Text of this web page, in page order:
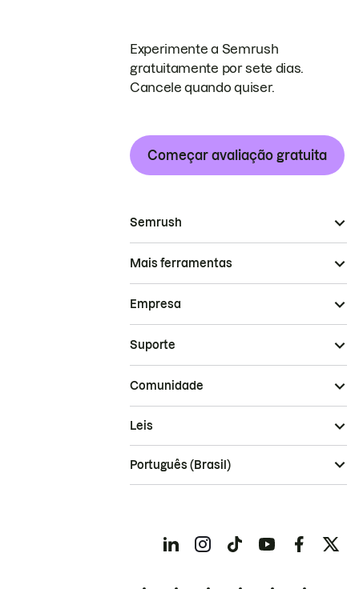
Experimente a Semrush
gratuitamente por sete dias.
Cancele quando quiser.
Começar avaliação gratuita
Semrush
Mais ferramentas
Empresa
Suporte
Comunidade
Leis
Português (Brasil)